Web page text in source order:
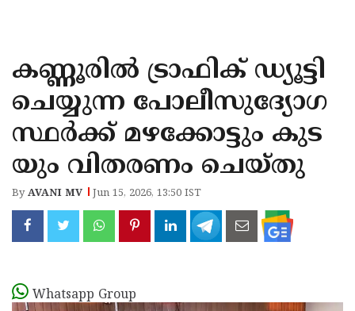
KANNUR
KASARAGOD
കണ്ണൂരിൽ ട്രാഫിക് ഡ്യൂട്ടി
ചെയ്യുന്ന പോലീസുദ്യോഗ
സ്ഥർക്ക് മഴക്കോട്ടും കുട
യും വിതരണം ചെയ്തു
ByAVANI MV Jun 15, 2026, 13:50 IST
Whatsapp Group